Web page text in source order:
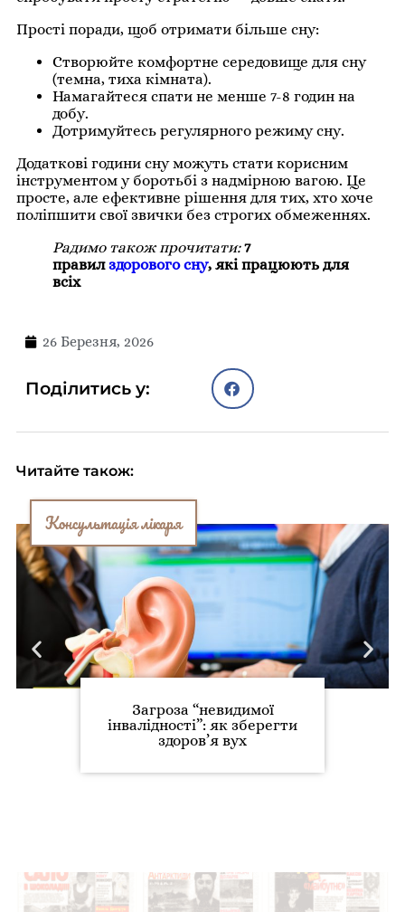
Прості поради, щоб отримати більше сну:
Створюйте комфортне середовище для сну
(темна, тиха кімната).
Намагайтеся спати не менше 7-8 годин на
добу.
Дотримуйтесь регулярного режиму сну.
Додаткові години сну можуть стати корисним
інструментом у боротьбі з надмірною вагою. Це
просте, але ефективне рішення для тих, хто хоче
поліпшити свої звички без строгих обмеженнях.
Радимо також прочитати:7
правилздорового сну, які працюють для
всіх
26 Березня, 2026
Поділитись у:
Читайте також:
Консультація лікаря
Загроза “невидимої
інвалідності”: як зберегти
здоров’я вух